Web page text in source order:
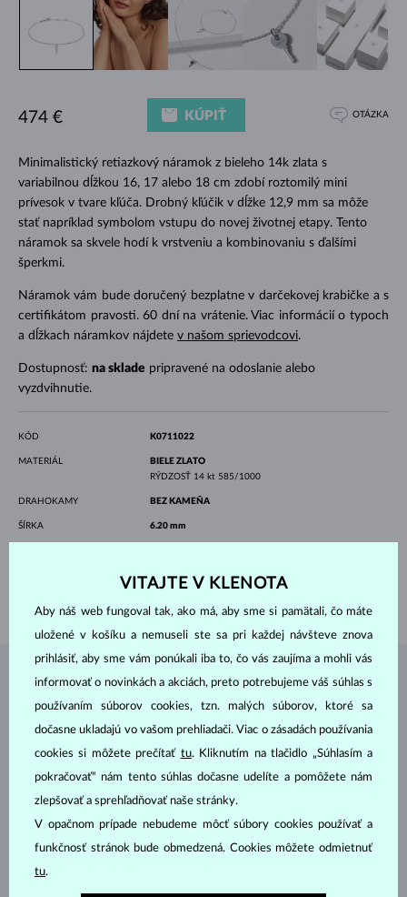
Minimalistický retiazkový náramok z bieleho 14k zlata s
variabilnou dĺžkou 16, 17 alebo 18 cm zdobí roztomilý mini
prívesok v tvare kľúča. Drobný kľúčik v dĺžke 12,9 mm sa môže
stať napríklad symbolom vstupu do novej životnej etapy. Tento
náramok sa skvele hodí k vrstveniu a kombinovaniu s ďalšími
šperkmi.
Náramok vám bude doručený bezplatne v darčekovej krabičke a s
certifikátom pravosti. 60 dní na vrátenie. Viac informácií o typoch
a dĺžkach náramkov nájdete v našom sprievodcovi.
Dostupnosť: na sklade pripravené na odoslanie alebo
vyzdvihnutie.
474 € KÚPIŤ OTÁZKA
KÓD K0711022
MATERIÁL
BIELE ZLATO
RÝDZOSŤ 14 kt 585/1000
DRAHOKAMY BEZ KAMEŇA
ŠÍRKA 6.20 mm
180.00 mm
ŠPERKY ZATELIÉRU KLENOTA
VITAJTE V KLENOTA
Aby náš web fungoval tak, ako má, aby sme si pamätali, čo máte
uložené v košíku a nemuseli ste sa pri každej návšteve znova
prihlásiť, aby sme vám ponúkali iba to, čo vás zaujíma a mohli vás
informovať o novinkách a akciách, preto potrebujeme váš súhlas s
používaním súborov cookies, tzn. malých súborov, ktoré sa
dočasne ukladajú vo vašom prehliadači. Viac o zásadách používania
cookies si môžete prečítať tu. Kliknutím na tlačidlo „Súhlasím a
pokračovať“ nám tento súhlas dočasne udelíte a pomôžete nám
zlepšovať a sprehľadňovať naše stránky.
V opačnom prípade nebudeme môcť súbory cookies používať a
funkčnosť stránok bude obmedzená. Cookies môžete odmietnuť
tu.